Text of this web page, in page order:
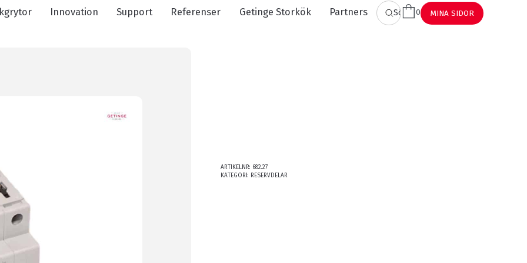
Innovation Support Referenser Getinge Storkök Partners SÖK
0 MINA SIDOR
ARTIKELNR: 682.27
KATEGORI: RESERVDELAR